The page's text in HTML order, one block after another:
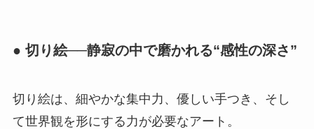
● 切り絵──静寂の中で磨かれる“感性の深さ”
切り絵は、細やかな集中力、優しい手つき、そし
て世界観を形にする力が必要なアート。